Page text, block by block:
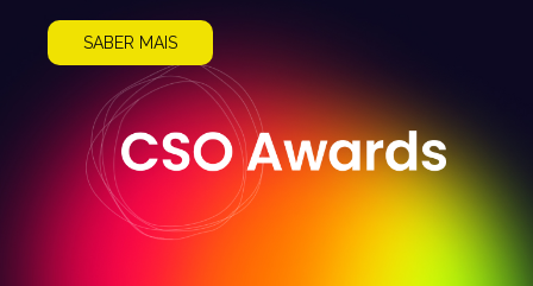
SABER MAIS